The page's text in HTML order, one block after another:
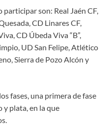
son: Real Jaén CF,
CD Linares CF,
CD Úbeda Viva “B”,
UD San Felipe, Atlético
Sierra de Pozo Alcón y
fases, una primera de fase
y plata, en la que